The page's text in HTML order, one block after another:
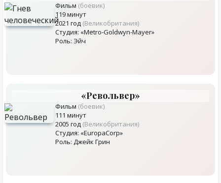
Фильм (боевик)
119 минут
2021 год (Великобритания)
Студия: «Metro-Goldwyn-Mayer»
Роль: Эйч
«Револьвер»
Фильм (боевик)
111 минут
2005 год (Великобритания)
Студия: «EuropaCorp»
Роль: Джейк Грин